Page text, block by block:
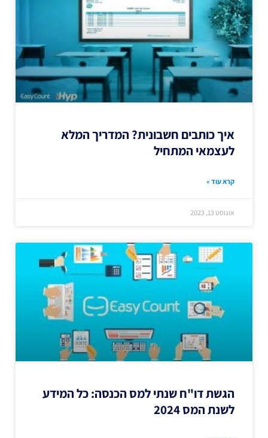
איך כותבים חשבונית? המדריך המלא
לעצמאי המתחיל
קרא עוד »
אוגוסט 13, 2023
הגשת דו"ח שנתי למס הכנסה: כל המידע
לשנת המס 2024